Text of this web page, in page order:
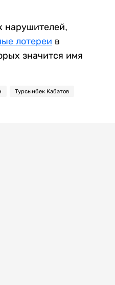
нарушителей,
лотереи в
значится имя
Турсынбек Кабатов